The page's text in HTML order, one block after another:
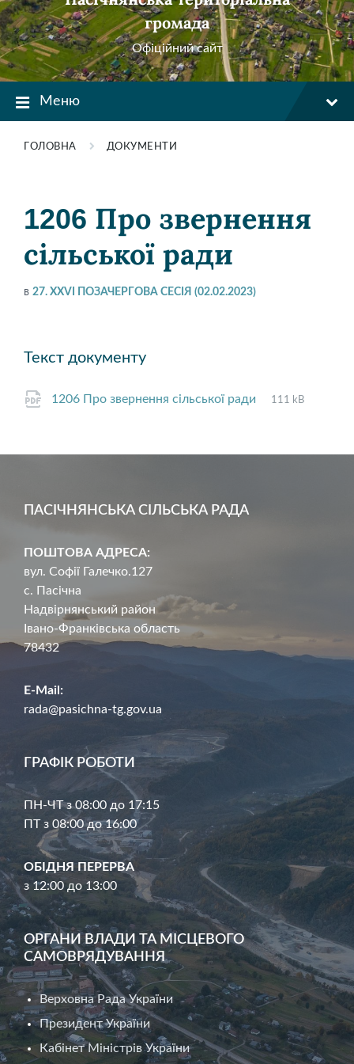
громада
Офіційний сайт
Меню
ГОЛОВНА ДОКУМЕНТИ
1206 Про звернення
сільської ради
в 27. XXVI ПОЗАЧЕРГОВА СЕСІЯ (02.02.2023)
Текст документу
1206 Про звернення сільської ради
File
pdf
File
111 kB
ПАСІЧНЯНСЬКА СІЛЬСЬКА РАДА
ПОШТОВА АДРЕСА:
вул. Софії Галечко.127
с. Пасічна
Надвірнянський район
Івано-Франківська область
78432
E-Mail:
rada@pasichna-tg.gov.ua
ГРАФІК РОБОТИ
ПН-ЧТ з 08:00 до 17:15
ПТ з 08:00 до 16:00
ОБІДНЯ ПЕРЕРВА
з 12:00 до 13:00
ОРГАНИ ВЛАДИ ТА МІСЦЕВОГО
САМОВРЯДУВАННЯ
Верховна Рада України
Президент України
Кабінет Міністрів України